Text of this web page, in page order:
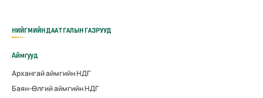
НИЙГМИЙН ДААТГАЛЫН ГАЗРУУД
Аймгууд
Архангай аймгийн НДГ
Баян-Өлгий аймгийн НДГ